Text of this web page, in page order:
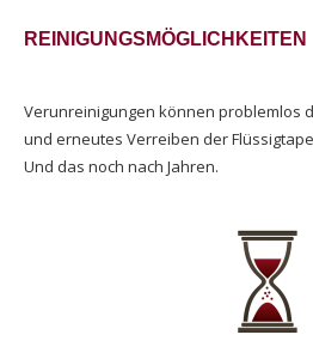
REINIGUNGSMÖGLICHKEITEN
Verunreinigungen können problemlos
und erneutes Verreiben der
Und das noch nach Jahren.